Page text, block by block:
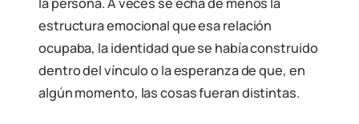
estructura emocional que esa relación
ocupaba, la identidad que se había construido
dentro del vínculo o la esperanza de que, en
algún momento, las cosas fueran distintas.